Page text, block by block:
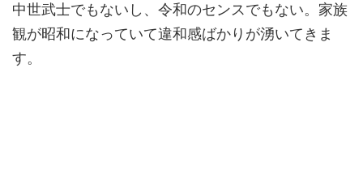
中世武士でもないし、令和のセンスでもない。家族
観が昭和になっていて違和感ばかりが湧いてきま
す。